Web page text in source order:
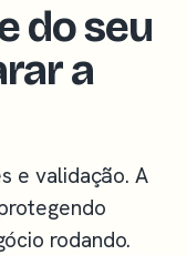
do seu
a
e validação. A
rodando.